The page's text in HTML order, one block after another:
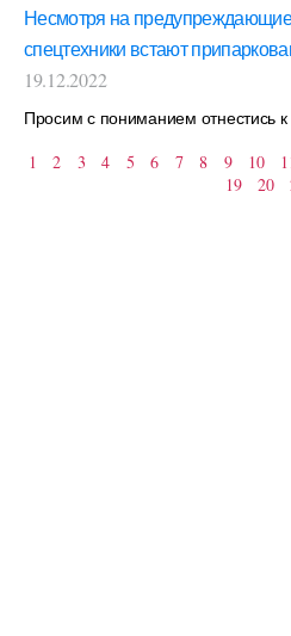
Несмотря на
спецтехники встают
19.12.2022
Просим с пониманием отнестись
1
2 3 4 5 6 7 8 9 10
19
20